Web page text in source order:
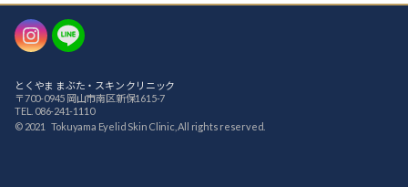
Instagram
LINE
とくやま まぶた・スキン クリニック
〒700-0945 岡山市南区新保1615-7
TEL. 086-241-1110
© 2021 Tokuyama Eyelid Skin Clinic, All rights reserved.